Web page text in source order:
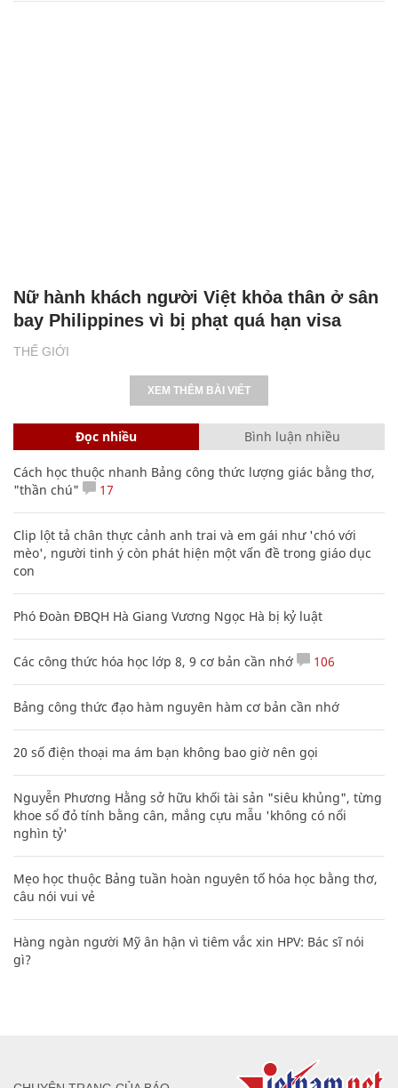
THẾ GIỚI
Nữ hành khách người Việt khỏa thân ở sân
bay Philippines vì bị phạt quá hạn visa
XEM THÊM BÀI VIẾT
Đọc nhiều Bình luận nhiều
Cách học thuộc nhanh Bảng công thức lượng giác bằng thơ,
"thần chú"
17
Clip lột tả chân thực cảnh anh trai và em gái như 'chó với
mèo', người tinh ý còn phát hiện một vấn đề trong giáo dục
con
Phó Đoàn ĐBQH Hà Giang Vương Ngọc Hà bị kỷ luật
Các công thức hóa học lớp 8, 9 cơ bản cần nhớ 106
Bảng công thức đạo hàm nguyên hàm cơ bản cần nhớ
20 số điện thoại ma ám bạn không bao giờ nên gọi
Nguyễn Phương Hằng sở hữu khối tài sản "siêu khủng", từng
khoe sổ đỏ tính bằng cân, mắng cựu mẫu 'không có nổi
nghìn tỷ'
Mẹo học thuộc Bảng tuần hoàn nguyên tố hóa học bằng thơ,
câu nói vui vẻ
Hàng ngàn người Mỹ ân hận vì tiêm vắc xin HPV: Bác sĩ nói
gì?